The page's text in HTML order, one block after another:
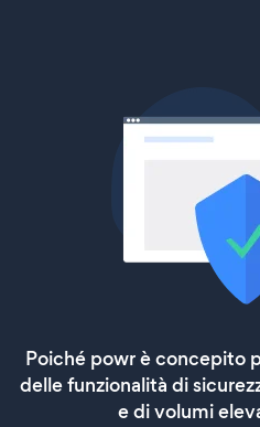
Poiché powr è concepito
delle funzionalità di
e di volumi